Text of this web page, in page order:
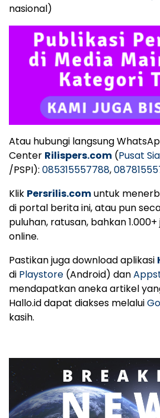
nasional)
Atau hubungi langsung
Center Rilispers.com (Pusat
/PSPI): 085315557788,
Klik Persrilis.comuntuk
di portal berita ini, atau pun
puluhan, ratusan, bahkan
online.
Pastikan juga download aplikasi
di Playstore (Android) dan
mendapatkan aneka artikel
Hallo.id dapat diakses melalui
kasih.